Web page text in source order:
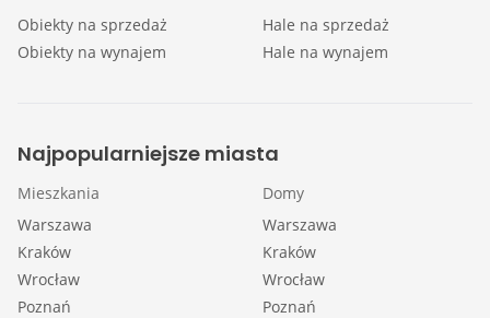
Obiekty na sprzedaż
Obiekty na wynajem
Hale na sprzedaż
Hale na wynajem
Najpopularniejsze miasta
Mieszkania
Warszawa
Kraków
Wrocław
Poznań
Domy
Warszawa
Kraków
Wrocław
Poznań